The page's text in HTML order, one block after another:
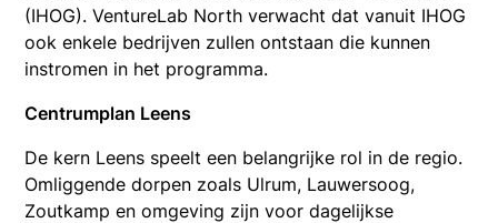
(IHOG). VentureLab North verwacht dat vanuit IHOG
ook enkele bedrijven zullen ontstaan die kunnen
instromen in het programma.
Centrumplan Leens
De kern Leens speelt een belangrijke rol in de regio.
Omliggende dorpen zoals Ulrum, Lauwersoog,
Zoutkamp en omgeving zijn voor dagelijkse